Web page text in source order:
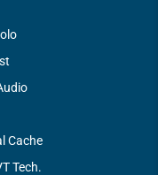
Cache
Tech.